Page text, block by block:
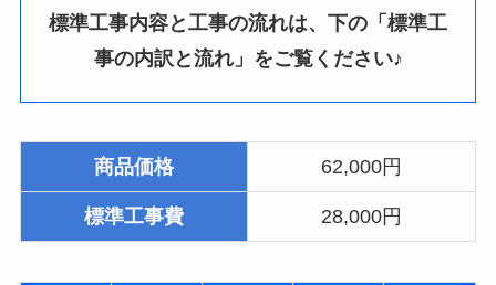
標準工事内容と工事の流れは、下の「標準工
事の内訳と流れ」をご覧ください♪
商品価格 62,000円
標準工事費 28,000円